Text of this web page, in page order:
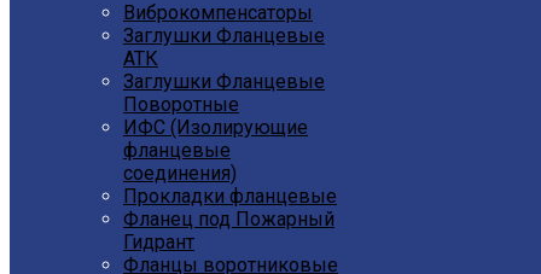
Виброкомпенсаторы
Заглушки Фланцевые
АТК
Заглушки Фланцевые
Поворотные
ИФС (Изолирующие
фланцевые
соединения)
Прокладки фланцевые
Фланец под Пожарный
Гидрант
Фланцы воротниковые